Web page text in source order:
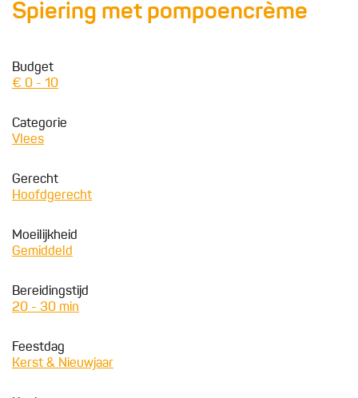
Spiering met pompoencrème
Budget
€ 0 - 10
Categorie
Vlees
Gerecht
Hoofdgerecht
Moeilijkheid
Gemiddeld
Bereidingstijd
20 - 30 min
Feestdag
Kerst & Nieuwjaar